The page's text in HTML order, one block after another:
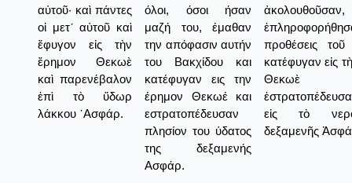
αὐτοῦ· καὶ πάντες
οἱ μετ᾿ αὐτοῦ καὶ
ἔφυγον εἰς τὴν
ἔρημον Θεκωὲ
καὶ παρενέβαλον
ἐπὶ τὸ ὕδωρ
λάκκου ᾿Ασφάρ.
όλοι, όσοι ήσαν
μαζή του, έμαθαν
την απόφασιν αυτήν
του Βακχίδου και
κατέφυγαν εις την
έρημον Θεκωέ και
εστρατοπέδευσαν
πλησίον του ύδατος
της δεξαμενής
Ασφάρ.
ἀκολουθοῦσαν,
προθέσεις τοῦ
κατέφυγαν εἰς
Θεκωὲ
εἰς τὸ
δεξαμενῆς